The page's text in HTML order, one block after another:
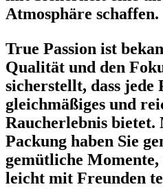
Atmosphäre schaffen.
True Passion ist
Qualität und den
sicherstellt, dass jede
gleichmäßiges und
Raucherlebnis
Packung haben Sie
gemütliche Momente,
leicht mit Freunden